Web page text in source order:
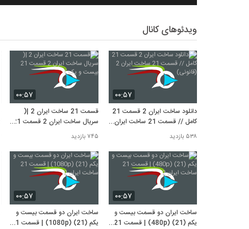
ویدئوهای کانال
۰۰:۵۷
دانلود ساخت ایران 2 قسمت 21
کامل // قسمت 21 ساخت ایران
2 (قانونی)
۵۳۸ بازدید
۰۰:۵۷
قسمت 21 ساخت ایران 2 |(
سریال ساخت ایران 2 قسمت 21
بیست و یک )
۷۴۵ بازدید
۰۰:۵۷
ساخت ایران دو قسمت بیست و
یکم (21) (480p) | قسمت 21
۰۰:۵۷
ساخت ایران دو قسمت بیست و
یکم (21) (1080p) | قسمت 21